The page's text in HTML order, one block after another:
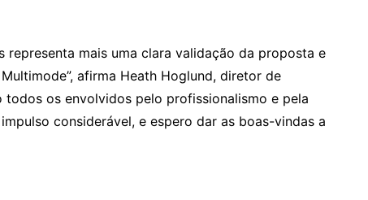
representa mais uma clara validação da proposta e
afirma Heath Hoglund, diretor de
todos os envolvidos pelo profissionalismo e pela
considerável, e espero dar as boas-vindas a